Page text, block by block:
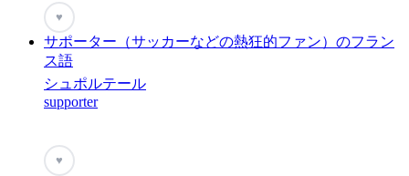
♥
サポーター（サッカーなどの熱狂的ファン）のフラン
ス語
シュポルテール
supporter
♥